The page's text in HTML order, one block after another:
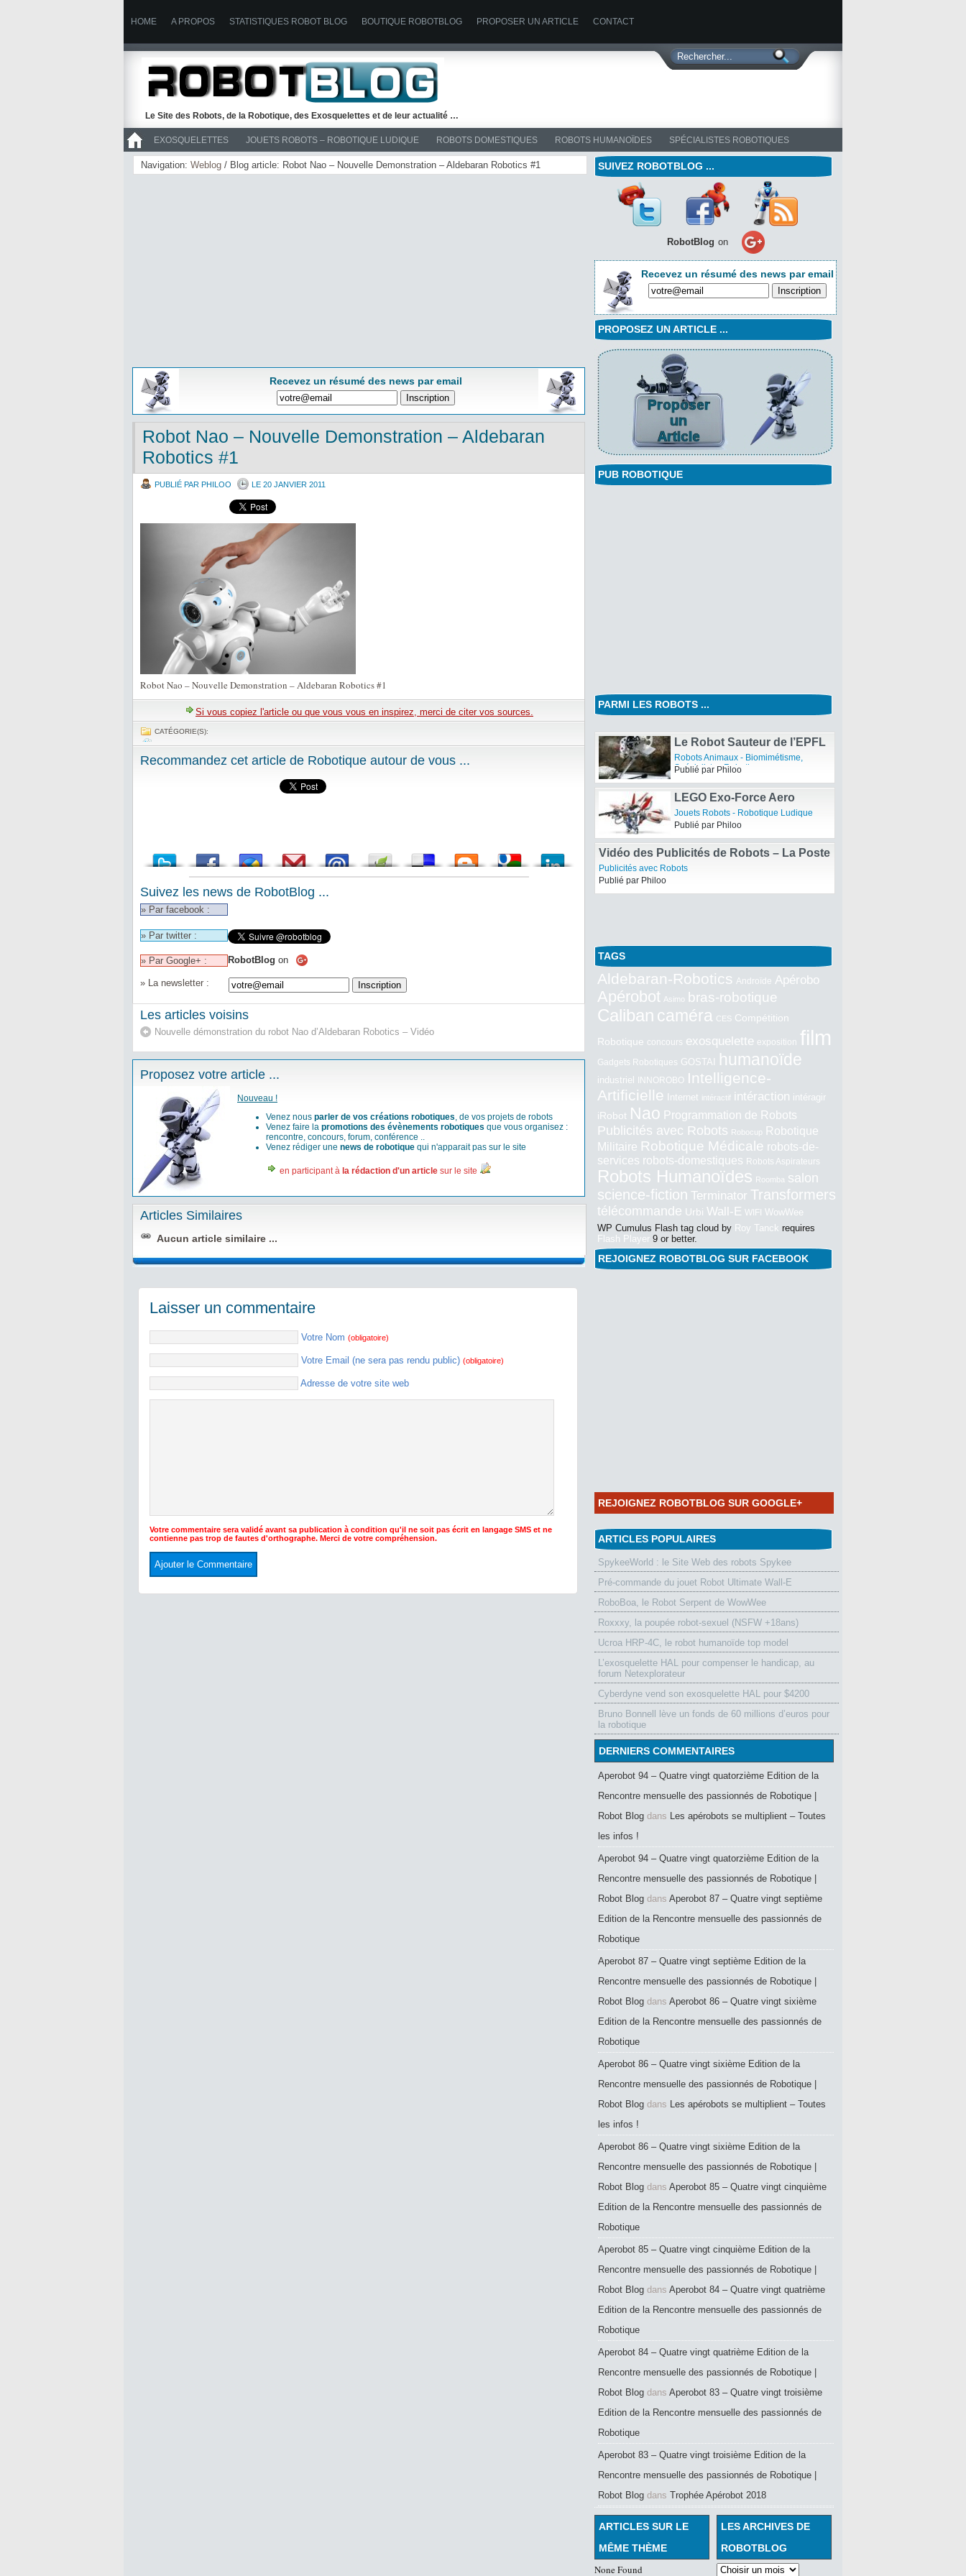
HOME A PROPOS STATISTIQUES ROBOT BLOG BOUTIQUE ROBOTBLOG PROPOSER UN ARTICLE CONTACT
Le Site des Robots, de la Robotique, des Exosquelettes et de leur actualité …
EXOSQUELETTES JOUETS ROBOTS – ROBOTIQUE LUDIQUE ROBOTS DOMESTIQUES ROBOTS HUMANOÏDES SPÉCIALISTES ROBOTIQUES
>> ROBOTS
Navigation: Weblog / Blog article: Robot Nao – Nouvelle Demonstration – Aldebaran Robotics #1
Recevez un résumé des news par email
Robot Nao – Nouvelle Demonstration – Aldebaran
Robotics #1
PUBLIÉ PAR PHILOO LE 20 JANVIER 2011
Robot Nao – Nouvelle Demonstration – Aldebaran Robotics #1
Si vous copiez l'article ou que vous vous en inspirez, merci de citer vos sources.
CATÉGORIE(S):
Recommandez cet article de Robotique autour de vous ...
Suivez les news de RobotBlog ...
» Par facebook :
» Par twitter :
» Par Google+ : RobotBlog on
» La newsletter :
Les articles voisins
Nouvelle démonstration du robot Nao d’Aldebaran Robotics – Vidéo
Proposez votre article ...
Nouveau !
Venez nous parler de vos créations robotiques, de vos projets de robots
Venez faire la promotions des évènements robotiques que vous organisez :
rencontre, concours, forum, conférence ..
Venez rédiger une news de robotique qui n'apparait pas sur le site
en participant à la rédaction d'un article sur le site
Articles Similaires
Aucun article similaire ...
Laisser un commentaire
Votre Nom (obligatoire)
Votre Email (ne sera pas rendu public) (obligatoire)
Adresse de votre site web
Votre commentaire sera validé avant sa publication à condition qu'il ne soit pas écrit en langage SMS et ne
contienne pas trop de fautes d'orthographe. Merci de votre compréhension.
SUIVEZ ROBOTBLOG ...
RobotBlog on
Recevez un résumé des news par email
PROPOSEZ UN ARTICLE ...
PUB ROBOTIQUE
PARMI LES ROBOTS ...
Le Robot Sauteur de l’EPFL
Robots Animaux - Biomimétisme
Spécialistes Robotiques
Publié par Philoo
LEGO Exo-Force Aero
Booster
Jouets Robots - Robotique Ludique
Publié par Philoo
Vidéo des Publicités de Robots – La Poste
TAGS
Aldebaran-Robotics Androïde Apérobo
Apérobot Asimo bras-robotique
Caliban caméra CES Compétition
Robotique concours exosquelette exposition film
Gadgets Robotiques GOSTAI humanoïde
industriel INNOROBO Intelligence-
Artificielle
Internet intéractif intéraction intéragir
iRobot Nao Programmation de Robots
Publicités avec Robots Robocup
Robotique
Militaire Robotique Médicale robots-de-
services robots-domestiques Robots Aspirateurs
Robots Humanoïdes Roomba salon
science-fiction Terminator Transformers
télécommande Urbi Wall-E WIFI WowWee
WP Cumulus Flash tag cloud by Roy Tanck requires
Flash Player 9 or better.
REJOIGNEZ ROBOTBLOG SUR FACEBOOK
REJOIGNEZ ROBOTBLOG SUR GOOGLE+
ARTICLES POPULAIRES
SpykeeWorld : le Site Web des robots Spykee
Pré-commande du jouet Robot Ultimate Wall-E
RoboBoa, le Robot Serpent de WowWee
Roxxxy, la poupée robot-sexuel (NSFW +18ans)
Ucroa HRP-4C, le robot humanoïde top model
L’exosquelette HAL pour compenser le handicap, au
forum Netexplorateur
Cyberdyne vend son exosquelette HAL pour $4200
Bruno Bonnell lève un fonds de 60 millions d’euros pour
la robotique
DERNIERS COMMENTAIRES
Aperobot 94 – Quatre vingt quatorzième Edition de la
Rencontre mensuelle des passionnés de Robotique |
Robot Blog dans Les apérobots se multiplient – Toutes
les infos !
Aperobot 94 – Quatre vingt quatorzième Edition de la
Rencontre mensuelle des passionnés de Robotique |
Robot Blog dans Aperobot 87 – Quatre vingt septième
Edition de la Rencontre mensuelle des passionnés de
Robotique
Aperobot 87 – Quatre vingt septième Edition de la
Rencontre mensuelle des passionnés de Robotique |
Robot Blog dans Aperobot 86 – Quatre vingt sixième
Edition de la Rencontre mensuelle des passionnés de
Robotique
Aperobot 86 – Quatre vingt sixième Edition de la
Rencontre mensuelle des passionnés de Robotique |
Robot Blog dans Les apérobots se multiplient – Toutes
les infos !
Aperobot 86 – Quatre vingt sixième Edition de la
Rencontre mensuelle des passionnés de Robotique |
Robot Blog dans Aperobot 85 – Quatre vingt cinquième
Edition de la Rencontre mensuelle des passionnés de
Robotique
Aperobot 85 – Quatre vingt cinquième Edition de la
Rencontre mensuelle des passionnés de Robotique |
Robot Blog dans Aperobot 84 – Quatre vingt quatrième
Edition de la Rencontre mensuelle des passionnés de
Robotique
Aperobot 84 – Quatre vingt quatrième Edition de la
Rencontre mensuelle des passionnés de Robotique |
Robot Blog dans Aperobot 83 – Quatre vingt troisième
Edition de la Rencontre mensuelle des passionnés de
Robotique
Aperobot 83 – Quatre vingt troisième Edition de la
Rencontre mensuelle des passionnés de Robotique |
Robot Blog dans Trophée Apérobot 2018
LES ARCHIVES DE
ROBOTBLOG
ARTICLES SUR LE
MÊME THÈME
None Found